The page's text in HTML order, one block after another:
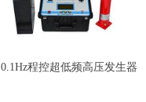
0.1Hz程控超低频高压发生器